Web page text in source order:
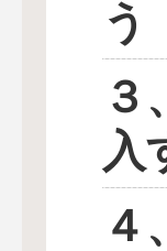
う
３、
入
４